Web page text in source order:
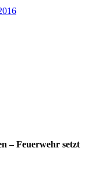
– Feuerwehr setzt